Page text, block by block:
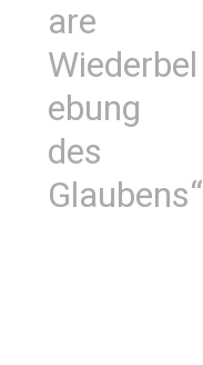
are
Wiederbel
ebung
des
Glaubens“